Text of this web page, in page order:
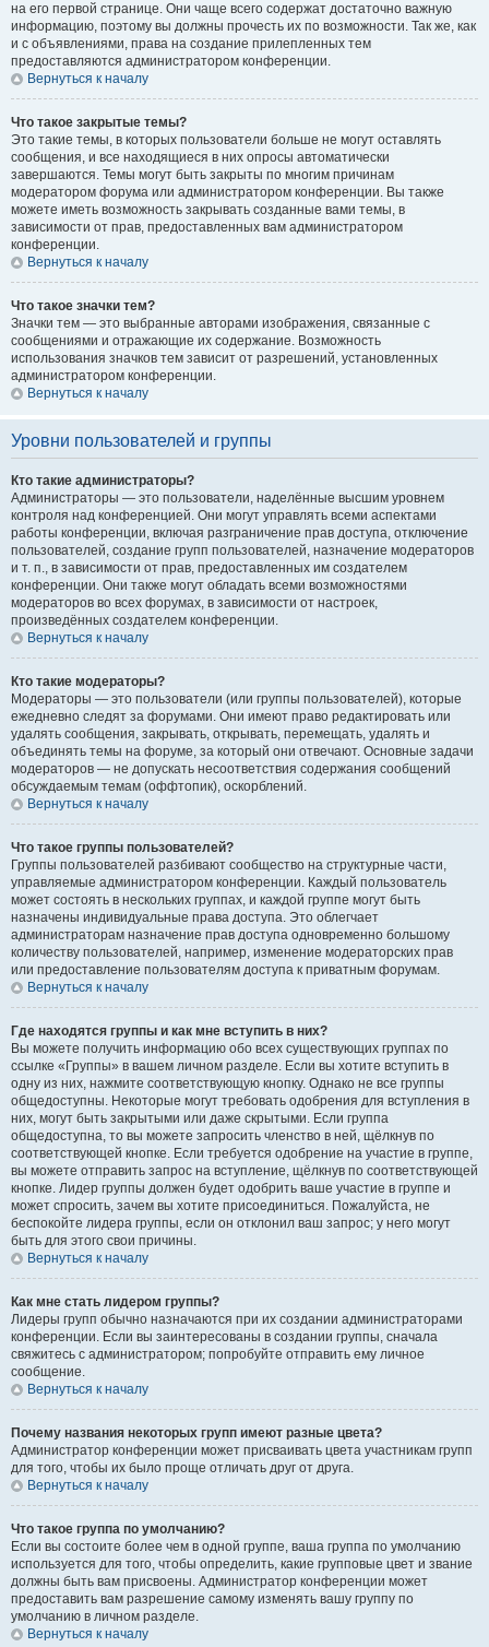
на его первой странице. Они чаще всего содержат достаточно важную
информацию, поэтому вы должны прочесть их по возможности. Так же, как
и с объявлениями, права на создание прилепленных тем
предоставляются администратором конференции.
Вернуться к началу
Что такое закрытые темы?
Это такие темы, в которых пользователи больше не могут оставлять
сообщения, и все находящиеся в них опросы автоматически
завершаются. Темы могут быть закрыты по многим причинам
модератором форума или администратором конференции. Вы также
можете иметь возможность закрывать созданные вами темы, в
зависимости от прав, предоставленных вам администратором
конференции.
Вернуться к началу
Что такое значки тем?
Значки тем — это выбранные авторами изображения, связанные с
сообщениями и отражающие их содержание. Возможность
использования значков тем зависит от разрешений, установленных
администратором конференции.
Вернуться к началу
Уровни пользователей и группы
Кто такие администраторы?
Администраторы — это пользователи, наделённые высшим уровнем
контроля над конференцией. Они могут управлять всеми аспектами
работы конференции, включая разграничение прав доступа, отключение
пользователей, создание групп пользователей, назначение модераторов
и т. п., в зависимости от прав, предоставленных им создателем
конференции. Они также могут обладать всеми возможностями
модераторов во всех форумах, в зависимости от настроек,
произведённых создателем конференции.
Вернуться к началу
Кто такие модераторы?
Модераторы — это пользователи (или группы пользователей), которые
ежедневно следят за форумами. Они имеют право редактировать или
удалять сообщения, закрывать, открывать, перемещать, удалять и
объединять темы на форуме, за который они отвечают. Основные задачи
модераторов — не допускать несоответствия содержания сообщений
обсуждаемым темам (оффтопик), оскорблений.
Вернуться к началу
Что такое группы пользователей?
Группы пользователей разбивают сообщество на структурные части,
управляемые администратором конференции. Каждый пользователь
может состоять в нескольких группах, и каждой группе могут быть
назначены индивидуальные права доступа. Это облегчает
администраторам назначение прав доступа одновременно большому
количеству пользователей, например, изменение модераторских прав
или предоставление пользователям доступа к приватным форумам.
Вернуться к началу
Где находятся группы и как мне вступить в них?
Вы можете получить информацию обо всех существующих группах по
ссылке «Группы» в вашем личном разделе. Если вы хотите вступить в
одну из них, нажмите соответствующую кнопку. Однако не все группы
общедоступны. Некоторые могут требовать одобрения для вступления в
них, могут быть закрытыми или даже скрытыми. Если группа
общедоступна, то вы можете запросить членство в ней, щёлкнув по
соответствующей кнопке. Если требуется одобрение на участие в группе,
вы можете отправить запрос на вступление, щёлкнув по соответствующей
кнопке. Лидер группы должен будет одобрить ваше участие в группе и
может спросить, зачем вы хотите присоединиться. Пожалуйста, не
беспокойте лидера группы, если он отклонил ваш запрос; у него могут
быть для этого свои причины.
Вернуться к началу
Как мне стать лидером группы?
Лидеры групп обычно назначаются при их создании администраторами
конференции. Если вы заинтересованы в создании группы, сначала
свяжитесь с администратором; попробуйте отправить ему личное
сообщение.
Вернуться к началу
Почему названия некоторых групп имеют разные цвета?
Администратор конференции может присваивать цвета участникам групп
для того, чтобы их было проще отличать друг от друга.
Вернуться к началу
Что такое группа по умолчанию?
Если вы состоите более чем в одной группе, ваша группа по умолчанию
используется для того, чтобы определить, какие групповые цвет и звание
должны быть вам присвоены. Администратор конференции может
предоставить вам разрешение самому изменять вашу группу по
умолчанию в личном разделе.
Вернуться к началу